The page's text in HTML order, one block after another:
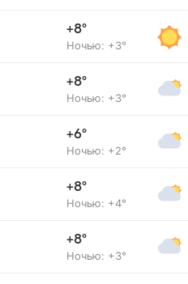
+8°
Ночью: +3°
+8°
Ночью: +3°
+6°
Ночью: +2°
+8°
Ночью: +4°
+8°
Ночью: +3°